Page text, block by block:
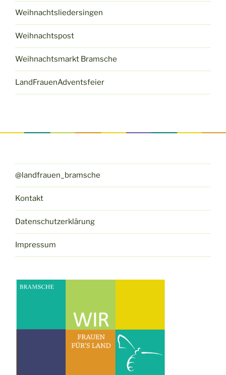
Weihnachtsliedersingen
Weihnachtspost
Weihnachtsmarkt Bramsche
LandFrauenAdventsfeier
@landfrauen_bramsche
Kontakt
Datenschutzerklärung
Impressum